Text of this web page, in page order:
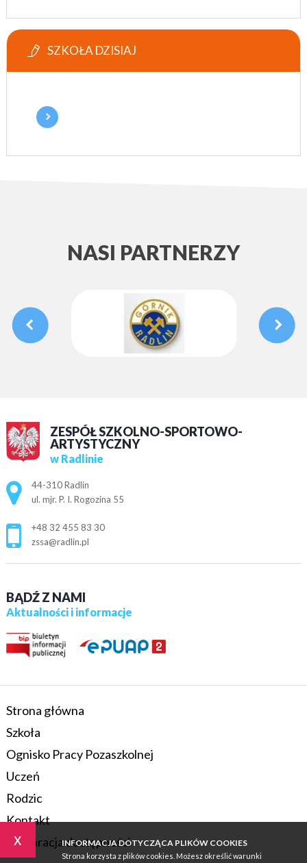
x INFORMACJA DOTYCZĄCA PLIKÓW COOKIES
Strona korzysta z plików cookies. Możesz określić warunki
SZKOŁA DZISIAJ
NASI PARTNERZY
ZESPÓŁ SZKOLNO-SPORTOWO-
ARTYSTYCZNY
w Radlinie
Adres pocztowy:
44-310 Radlin
ul. mjr. P. I. Rogozina 55
+48 32 455 83 30
zssa@radlin.pl
BĄDŹ Z NAMI
Aktualności i informacje
Strona główna
Szkoła
Ognisko Pracy Pozaszkolnej
Uczeń
Rodzic
Kontakt
Deklaracja dostępności